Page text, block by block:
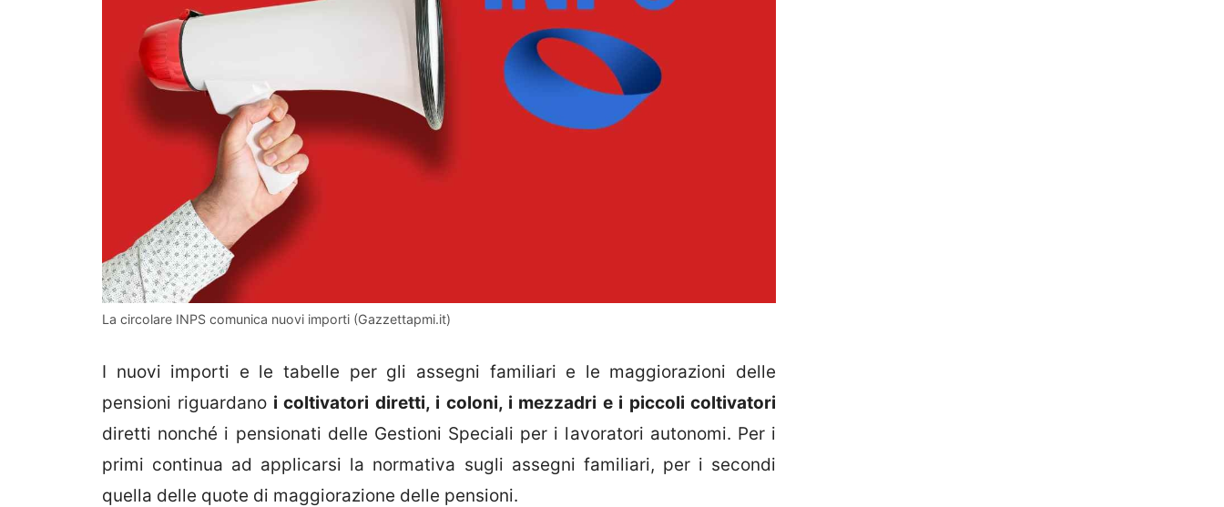
La circolare INPS comunica nuovi importi (Gazzettapmi.it)
I nuovi importi e le tabelle per gli assegni familiari e le maggiorazioni delle
pensioni riguardano i coltivatori diretti, i coloni, i mezzadri e i piccoli coltivatori
diretti nonché i pensionati delle Gestioni Speciali per i lavoratori autonomi. Per i
primi continua ad applicarsi la normativa sugli assegni familiari, per i secondi
quella delle quote di maggiorazione delle pensioni.